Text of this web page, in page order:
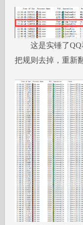
这是实锤了QQ
把规则去掉，重新